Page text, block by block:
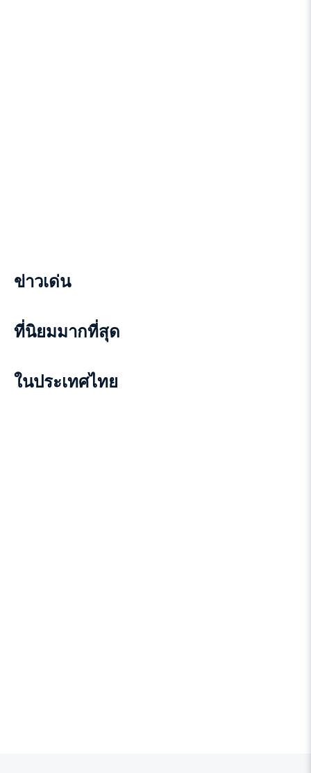
ข่าวเด่น
ที่นิยมมากที่สุด
ในประเทศไทย